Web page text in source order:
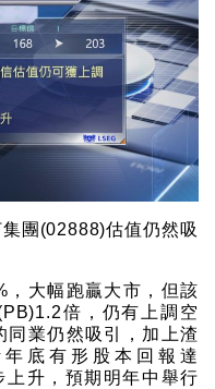
團(02888)估值仍然吸
，大幅跑贏大市，但該
倍，仍有上調空
同業仍然吸引，加上渣
底有形股本回報達
升，預期明年中舉行